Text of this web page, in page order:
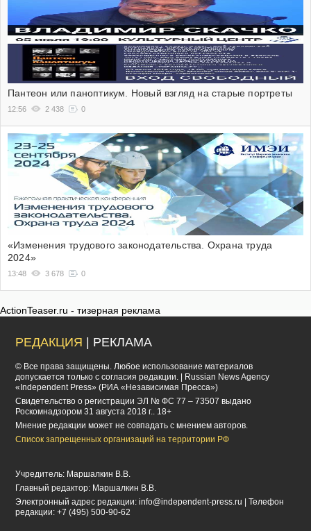
Пантеон или паноптикум. Новый взгляд на старые портреты
12:56 2 438 0
«Изменения трудового законодательства. Охрана труда
2024»
13:48 3 678 0
ActionTeaser.ru - тизерная реклама
РЕДАКЦИЯ | РЕКЛАМА
© Все права защищены. Любое использование материалов
допускается только с согласия редакции. | Russian News Agency
«Independent Press» (РИА «Независимая Пресса»)
Cвидетельство о регистрации ЭЛ № ФС 77 – 73507 выдано
Роскомнадзором 31 августа 2018 г.. 18+
Мнение редакции может не совпадать с мнением авторов.
Список запрещенных организаций на территории РФ
Учредитель: Маршалкин В.В.
Главный редактор: Маршалкин В.В.
Электронный адрес редакции:info@independent-press.ru | Телефон
редакции: +7 (495) 500-90-62